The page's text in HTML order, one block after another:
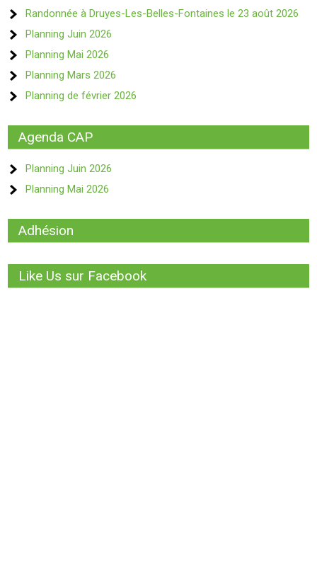
Randonnée à Druyes-Les-Belles-Fontaines le 23 août 2026
Planning Juin 2026
Planning Mai 2026
Planning Mars 2026
Planning de février 2026
Agenda CAP
Planning Juin 2026
Planning Mai 2026
Adhésion
Like Us sur Facebook